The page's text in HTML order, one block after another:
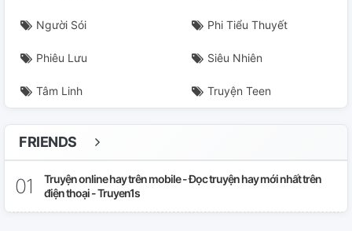
Người Sói Phi Tiểu Thuyết
Phiêu Lưu Siêu Nhiên
Tâm Linh Truyện Teen
FRIENDS
Truyện online hay trên mobile - Đọc truyện hay mới nhất trên
điện thoại - Truyen1s